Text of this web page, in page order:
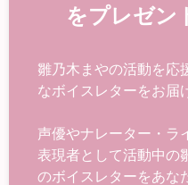
をプレゼン
雛乃木まやの活動を応
なボイスレターをお届
声優やナレーター・ラ
表現者として活動中の
のボイスレターをあ